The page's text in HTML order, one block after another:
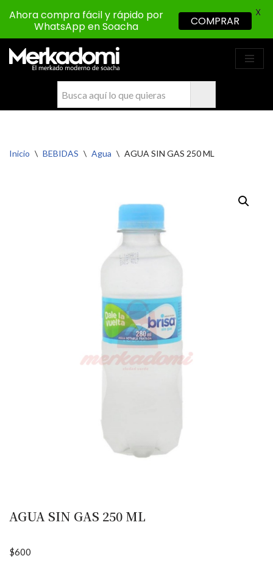
Saltar
Inicio \ BEBIDAS \ Agua \ AGUA SIN GAS 250 ML
AGUA SIN GAS 250 ML
$600
Ahora compra fácil y rápido por
WhatsApp en Soacha
COMPRAR
X